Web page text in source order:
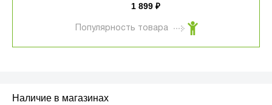
1 899 ₽
Популярность товара
Наличие в магазинах